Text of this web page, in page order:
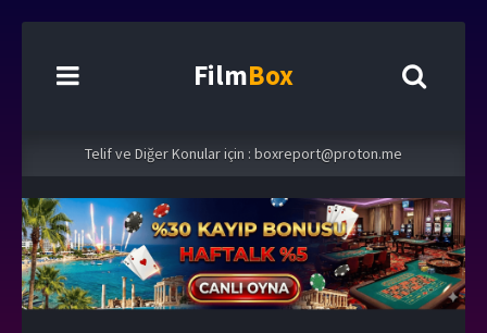
FilmBox
Telif ve Diğer Konular için : boxreport@proton.me